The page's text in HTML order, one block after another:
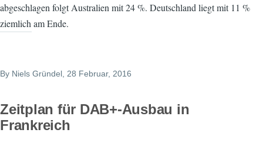
abgeschlagen folgt Australien mit 24 %. Deutschland liegt mit 11 %
ziemlich am Ende.
By Niels Gründel , 28 Februar, 2016
Zeitplan für DAB+-Ausbau in
Frankreich